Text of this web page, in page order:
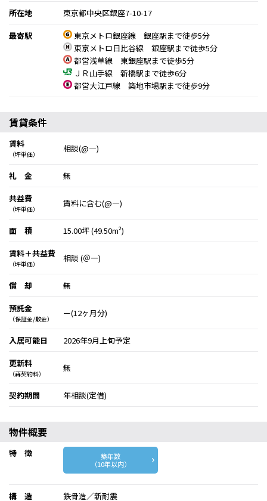
所在地
東京都中央区銀座7-10-17
最寄駅
東京メトロ銀座線 銀座駅まで徒歩5分
東京メトロ日比谷線 銀座駅まで徒歩5分
都営浅草線 東銀座駅まで徒歩5分
ＪＲ山手線 新橋駅まで徒歩6分
都営大江戸線 築地市場駅まで徒歩9分
賃貸条件
賃料
（坪単価）
相談(@―)
礼 金
無
共益費
（坪単価）
賃料に含む(@―)
面 積
15.00坪 (49.50m²)
賃料＋共益費
（坪単価）
相談 (＠―)
償 却
無
預託金
（保証金/敷金）
ー(12ヶ月分)
入居可能日
2026年9月上旬予定
更新料
（再契約料）
無
契約期間 年相談(定借)
物件概要
特 徴
築年数
（10年以内）
構 造
鉄骨造／新耐震